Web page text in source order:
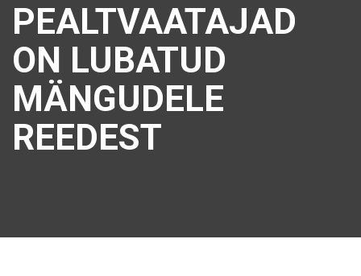
PEALTVAATAJAD
ON LUBATUD
MÄNGUDELE
REEDEST